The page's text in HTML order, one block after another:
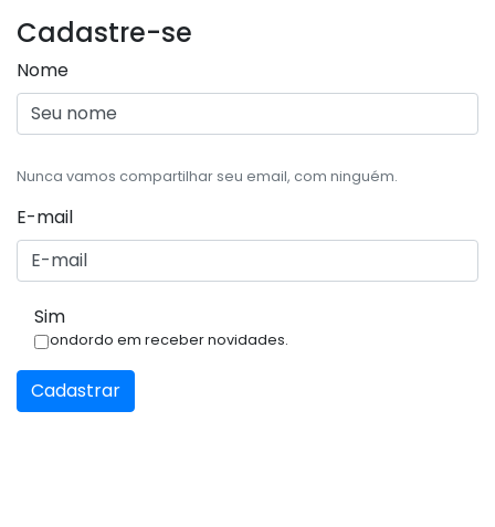
Cadastre-se
Nome
Nunca vamos compartilhar seu email, com ninguém.
E-mail
Sim
Condordo em receber novidades.
Cadastrar